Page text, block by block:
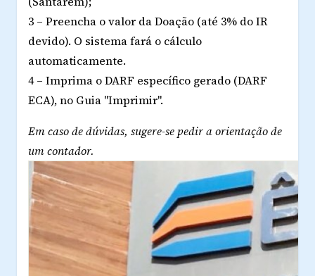
3 – Preencha o valor da Doação (até 3% do IR
devido). O sistema fará o cálculo
automaticamente.
4 – Imprima o DARF específico gerado (DARF
ECA), no Guia "Imprimir".
Em caso de dúvidas, sugere-se pedir a orientação de
um contador.